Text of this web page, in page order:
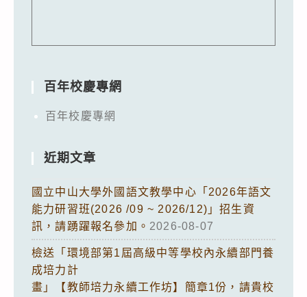
百年校慶專網
百年校慶專網
近期文章
國立中山大學外國語文教學中心「2026年語文
能力研習班(2026 /09 ~ 2026/12)」招生資
訊，請踴躍報名參加。 2026-08-07
檢送「環境部第1屆高級中等學校內永續部門養
成培力計
畫」【教師培力永續工作坊】簡章1份，請貴校